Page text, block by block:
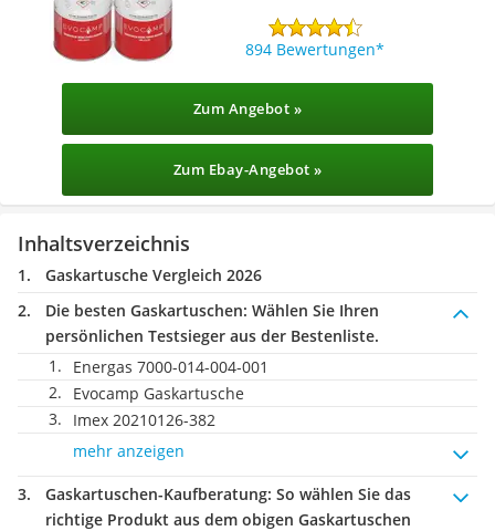
894 Bewertungen
Zum Angebot »
Zum Ebay-Angebot »
Inhaltsverzeichnis
Gaskartusche Vergleich 2026
Die besten Gaskartuschen: Wählen Sie Ihren
persönlichen Testsieger aus der Bestenliste.
Energas 7000-014-004-001
Evocamp Gaskartusche
Imex 20210126-382
mehr anzeigen
Gaskartuschen-Kaufberatung: So wählen Sie das
richtige Produkt aus dem obigen Gaskartuschen